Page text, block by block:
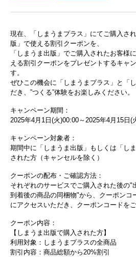
現在、「しまうまプラス」にてご購入さ
版」で使える割引クーポンを、
「しまうま出版」でご購入されたお客様
える割引クーポンをプレゼントするキャ
す。
ぜひこの機会に「しまうまプラス」と「
だき、”つくる”体験をお楽しみください。
キャンペーン期間：
2025年4月1日(火)00:00～2025年4月15日(
キャンペーン対象者：
期間中に「しまうま出版」もしくは「し
された方（キャンセルを除く）
クーポンの配布・ご確認方法：
それぞれのサービスでご購入された後の"
到着後の商品の同梱物"から、クーポンコ
にアクセスいただき、クーポンコードを
クーポン内容：
【しまうま出版で購入された方】
利用対象：しまうまプラスの全商品
割引内容：商品総額から20%割引